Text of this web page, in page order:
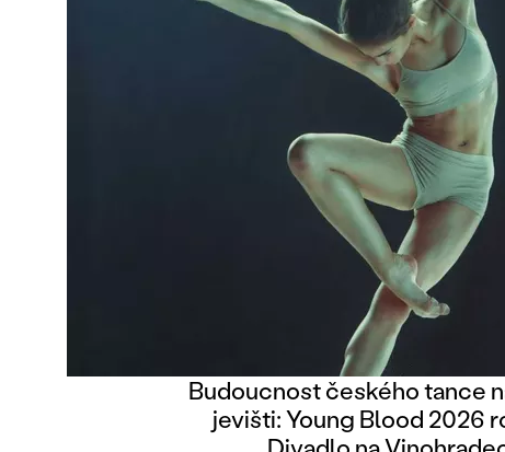
Budoucnost českého tance
jevišti: Young Blood 2026